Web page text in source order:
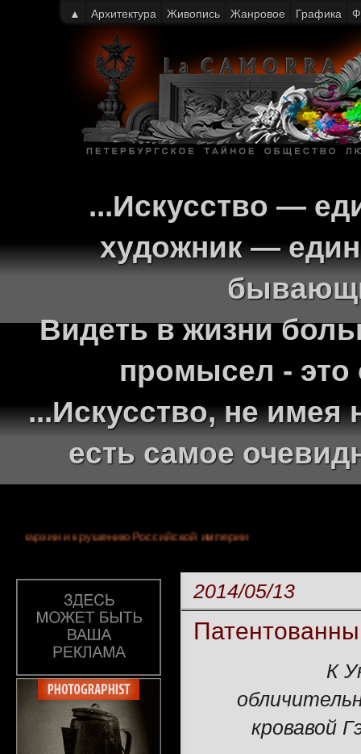
...Искусство —
художник —
Видеть в жизни
промысел - это
...Искусство, не
есть самое
монархии и крушению Российской империи
2014/05/13
К
кровавой
▲ Архитектура Живопись Жанровое Графика